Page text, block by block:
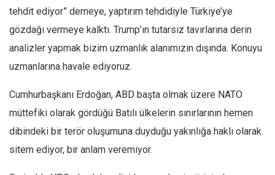
tehdit ediyor” demeye, yaptırım tehdidiyle Türkiye’ye
gözdağı vermeye kalktı. Trump’ın tutarsız tavırlarına derin
analizler yapmak bizim uzmanlık alanımızın dışında. Konuyu
uzmanlarına havale ediyoruz.
Cumhurbaşkanı Erdoğan, ABD başta olmak üzere NATO
müttefiki olarak gördüğü Batılı ülkelerin sınırlarının hemen
dibindeki bir terör oluşumuna duyduğu yakınlığa haklı olarak
sitem ediyor, bir anlam veremiyor.